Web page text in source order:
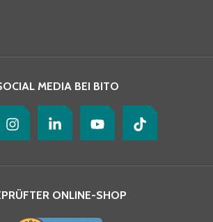
MEDIA BEI BITO
ONLINE-SHOP